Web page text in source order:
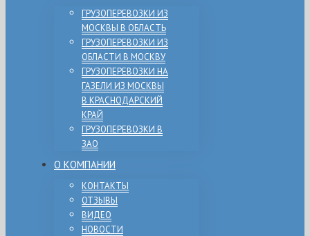
ГРУЗОПЕРЕВОЗКИ ИЗ
МОСКВЫ В ОБЛАСТЬ
ГРУЗОПЕРЕВОЗКИ ИЗ
ОБЛАСТИ В МОСКВУ
ГРУЗОПЕРЕВОЗКИ НА
ГАЗЕЛИ ИЗ МОСКВЫ
В КРАСНОДАРСКИЙ
КРАЙ
ГРУЗОПЕРЕВОЗКИ В
ЗАО
О КОМПАНИИ
КОНТАКТЫ
ОТЗЫВЫ
ВИДЕО
НОВОСТИ